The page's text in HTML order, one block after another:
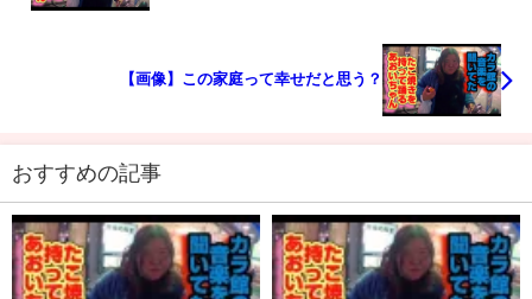
【画像】この家庭って幸せだと思う？
おすすめの記事